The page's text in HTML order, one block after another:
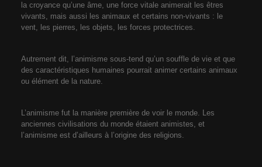
la croyance qu’une âme, une force vitale animerait les êtres
vivants, mais aussi les animaux et certains non-vivants : le
vent, les pierres, les objets, les forces protectrices.
Autrement dit, l’animisme sous-tend qu’un souffle de vie et que
des caractéristiques humaines pourrait animer certains animaux
ou élément de la nature.
L’animisme fut la manière première de voir le monde. Les
anciennes civilisations du monde étaient animistes, et
l’animisme est d’ailleurs à l’origine des religions.